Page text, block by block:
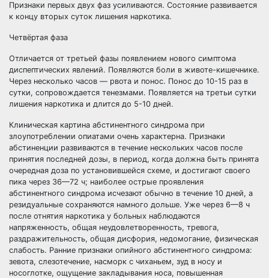
Признаки первых двух фаз усиливаются. Состояние развивается
к концу вторых суток лишения наркотика.
Четвёртая фаза
Отличается от третьей фазы появлением нового симптома
диспептических явлений. Появляются боли в животе-кишечнике.
Через несколько часов — рвота и понос. Понос до 10-15 раз в
сутки, сопровождается тенезмами. Появляется на третьи сутки
лишения наркотика и длится до 5-10 дней.
Клиническая картина абстинентного синдрома при
злоупотреблении опиатами очень характерна. Признаки
абстиненции развиваются в течение нескольких часов после
принятия последней дозы, в период, когда должна быть принята
очередная доза по установившейся схеме, и достигают своего
пика через 36—72 ч; наиболее острые проявления
абстинентного синдрома исчезают обычно в течение 10 дней, а
резидуальные сохраняются намного дольше. Уже через 6—8 ч
после отнятия наркотика у больных наблюдаются
напряженность, общая неудовлетворенность, тревога,
раздражительность, общая дисфория, недомогание, физическая
слабость. Ранние признаки опийного абстинентного синдрома:
зевота, слезотечение, насморк с чиханьем, зуд в носу и
носоглотке, ощущение закладывания носа, повышенная